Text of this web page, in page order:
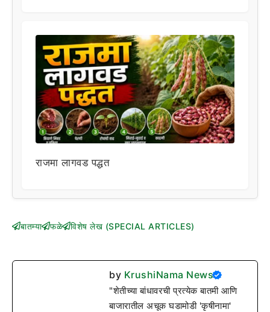
राजमा लागवड पद्धत
बातम्या फळे विशेष लेख (SPECIAL ARTICLES)
by KrushiNama News
"शेतीच्या बांधावरची प्रत्येक बातमी आणि
बाजारातील अचूक घडामोडी 'कृषीनामा'